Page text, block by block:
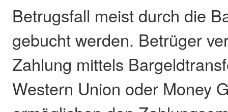
Betrugsfall meist durch die
gebucht werden. Betrüger
Zahlung mittels
Western Union oder Money